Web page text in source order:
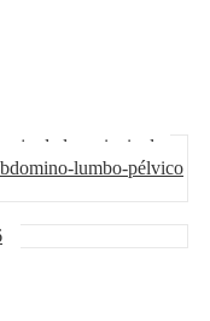
de las principales
lumbo-pélvico